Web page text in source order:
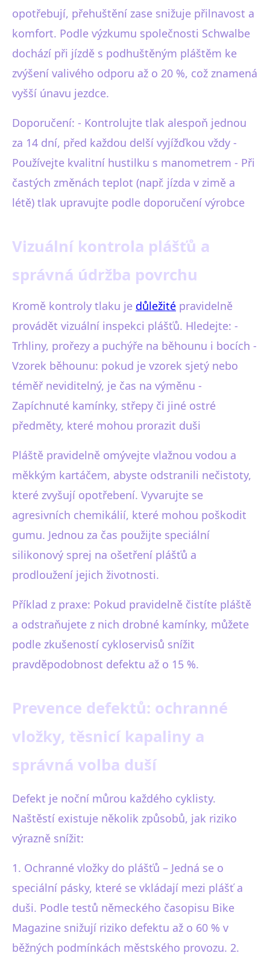
opotřebují, přehuštění zase snižuje přilnavost a
komfort. Podle výzkumu společnosti Schwalbe
dochází při jízdě s podhuštěným pláštěm ke
zvýšení valivého odporu až o 20 %, což znamená
vyšší únavu jezdce.
Doporučení: - Kontrolujte tlak alespoň jednou
za 14 dní, před každou delší vyjížďkou vždy -
Používejte kvalitní hustilku s manometrem - Při
častých změnách teplot (např. jízda v zimě a
létě) tlak upravujte podle doporučení výrobce
Vizuální kontrola plášťů a
správná údržba povrchu
Kromě kontroly tlaku je důležité pravidelně
provádět vizuální inspekci plášťů. Hledejte: -
Trhliny, prořezy a puchýře na běhounu i bocích -
Vzorek běhounu: pokud je vzorek sjetý nebo
téměř neviditelný, je čas na výměnu -
Zapíchnuté kamínky, střepy či jiné ostré
předměty, které mohou prorazit duši
Pláště pravidelně omývejte vlažnou vodou a
měkkým kartáčem, abyste odstranili nečistoty,
které zvyšují opotřebení. Vyvarujte se
agresivních chemikálií, které mohou poškodit
gumu. Jednou za čas použijte speciální
silikonový sprej na ošetření plášťů a
prodloužení jejich životnosti.
Příklad z praxe: Pokud pravidelně čistíte pláště
a odstraňujete z nich drobné kamínky, můžete
podle zkušeností cykloservisů snížit
pravděpodobnost defektu až o 15 %.
Prevence defektů: ochranné
vložky, těsnicí kapaliny a
správná volba duší
Defekt je noční můrou každého cyklisty.
Naštěstí existuje několik způsobů, jak riziko
výrazně snížit:
1. Ochranné vložky do plášťů – Jedná se o
speciální pásky, které se vkládají mezi plášť a
duši. Podle testů německého časopisu Bike
Magazine snižují riziko defektu až o 60 % v
běžných podmínkách městského provozu. 2.